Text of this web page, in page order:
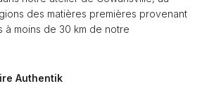
des matières premières provenant
à moins de 30 km de notre
Authentik